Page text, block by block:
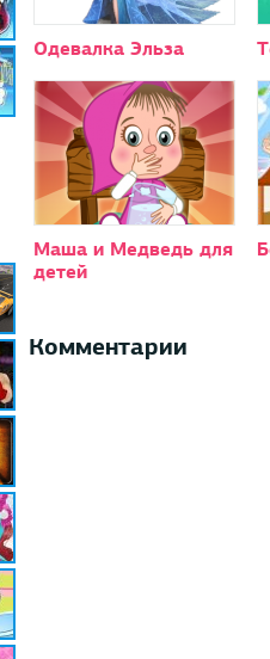
Одевалка Эльза
Маша и Медведь для
детей
Комментарии